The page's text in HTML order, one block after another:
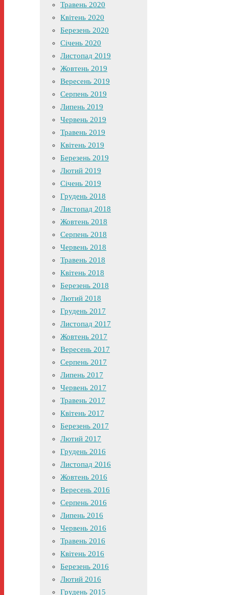
Травень 2020
Квітень 2020
Березень 2020
Січень 2020
Листопад 2019
Жовтень 2019
Вересень 2019
Серпень 2019
Липень 2019
Червень 2019
Травень 2019
Квітень 2019
Березень 2019
Лютий 2019
Січень 2019
Грудень 2018
Листопад 2018
Жовтень 2018
Серпень 2018
Червень 2018
Травень 2018
Квітень 2018
Березень 2018
Лютий 2018
Грудень 2017
Листопад 2017
Жовтень 2017
Вересень 2017
Серпень 2017
Липень 2017
Червень 2017
Травень 2017
Квітень 2017
Березень 2017
Лютий 2017
Грудень 2016
Листопад 2016
Жовтень 2016
Вересень 2016
Серпень 2016
Липень 2016
Червень 2016
Травень 2016
Квітень 2016
Березень 2016
Лютий 2016
Грудень 2015